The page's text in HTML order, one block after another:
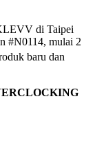
di Taipei
#N0114, mulai 2
baru dan